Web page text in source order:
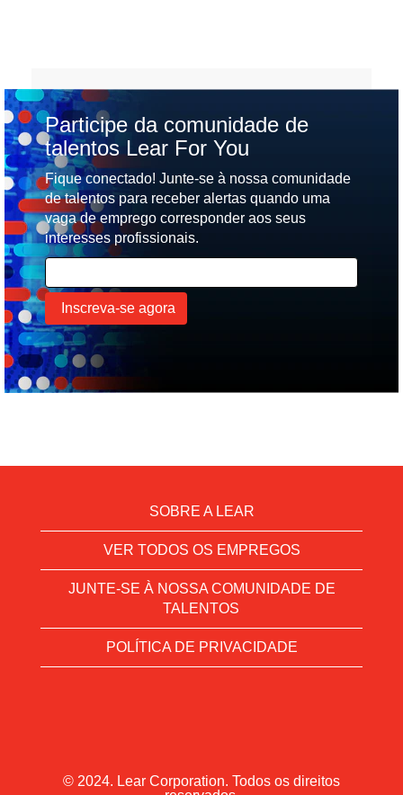
Participe da comunidade de
talentos Lear For You
Fique conectado! Junte-se à nossa comunidade
de talentos para receber alertas quando uma
vaga de emprego corresponder aos seus
interesses profissionais.
SOBRE A LEAR
VER TODOS OS EMPREGOS
JUNTE-SE À NOSSA COMUNIDADE DE
TALENTOS
POLÍTICA DE PRIVACIDADE
© 2024. Lear Corporation. Todos os direitos